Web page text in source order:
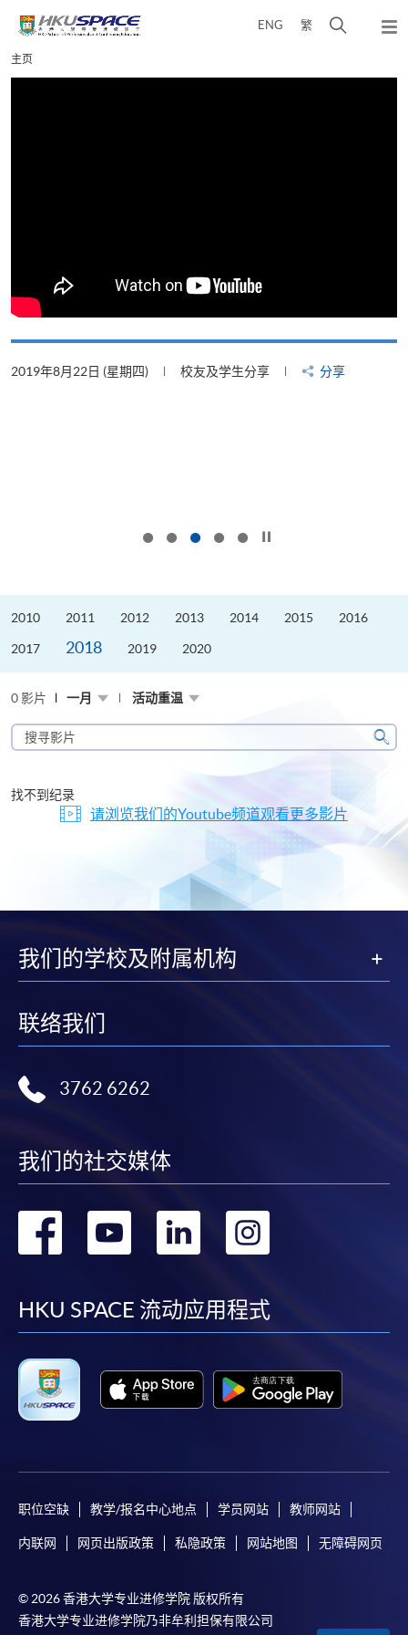
content
ENG 繁
弹
Main
content
主页
2019年8月22日 (星期四) 校友及学生分享 分享
2010 2011 2012 2013 2014 2015 2016
2017 2018 2019 2020
0 影片 一月 活动重温
搜
寻
片
搜
找不到纪录
请浏览我们的Youtube频道观看更多影片
我们的学校及附属机构
联络我们
3762 6262
我们的社交媒体
转
facebook
转
youtube
转
linkedin
转
HKU SPACE 流动应用程式
职位空缺 教学/报名中心地点 学员网站 教师网站
内联网 网页出版政策 私隐政策 网站地图 无障碍网页
© 2026 香港大学专业进修学院 版权所有
香港大学专业进修学院乃非牟利担保有限公司